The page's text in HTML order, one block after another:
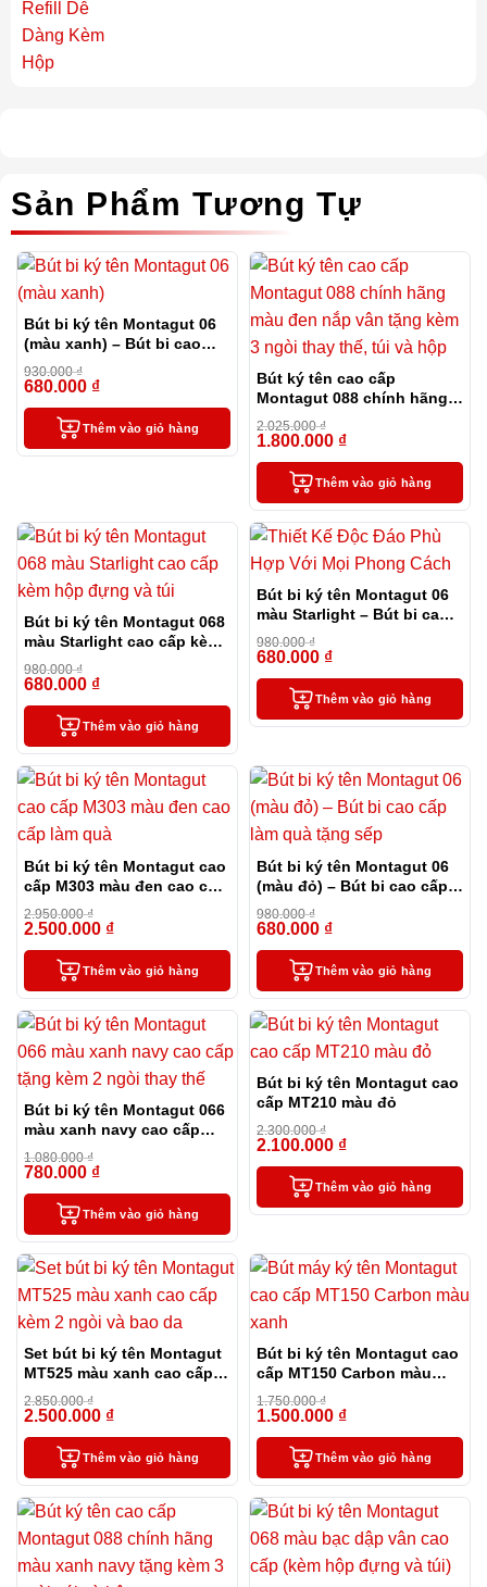
Sản Phẩm Tương Tự
Bút bi ký tên Montagut 06
(màu xanh) – Bút bi cao
cấp làm quà tặng sếp
930.000₫
680.000 ₫
Thêm vào giỏ hàng
Bút ký tên cao cấp
Montagut 088 chính hãng
màu đen nắp vân tặng kèm
3 ngòi thay thế, túi và hộp
2.025.000₫
1.800.000 ₫
Thêm vào giỏ hàng
Bút bi ký tên Montagut 068
màu Starlight cao cấp kèm
hộp đựng và túi
980.000₫
680.000 ₫
Thêm vào giỏ hàng
Bút bi ký tên Montagut 06
màu Starlight – Bút bi cao
cấp làm quà tặng sếp
980.000₫
680.000 ₫
Thêm vào giỏ hàng
Bút bi ký tên Montagut cao
cấp M303 màu đen cao cấp
làm quà
2.950.000₫
2.500.000 ₫
Thêm vào giỏ hàng
Bút bi ký tên Montagut 06
(màu đỏ) – Bút bi cao cấp
làm quà tặng sếp
980.000₫
680.000 ₫
Thêm vào giỏ hàng
Bút bi ký tên Montagut 066
màu xanh navy cao cấp
tặng kèm 2 ngòi thay thế
1.080.000₫
780.000 ₫
Thêm vào giỏ hàng
Bút bi ký tên Montagut cao
cấp MT210 màu đỏ
2.300.000₫
2.100.000 ₫
Thêm vào giỏ hàng
Set bút bi ký tên Montagut
MT525 màu xanh cao cấp
kèm 2 ngòi và bao da
2.850.000₫
2.500.000 ₫
Thêm vào giỏ hàng
Bút bi ký tên Montagut cao
cấp MT150 Carbon màu
xanh
1.750.000₫
1.500.000 ₫
Thêm vào giỏ hàng